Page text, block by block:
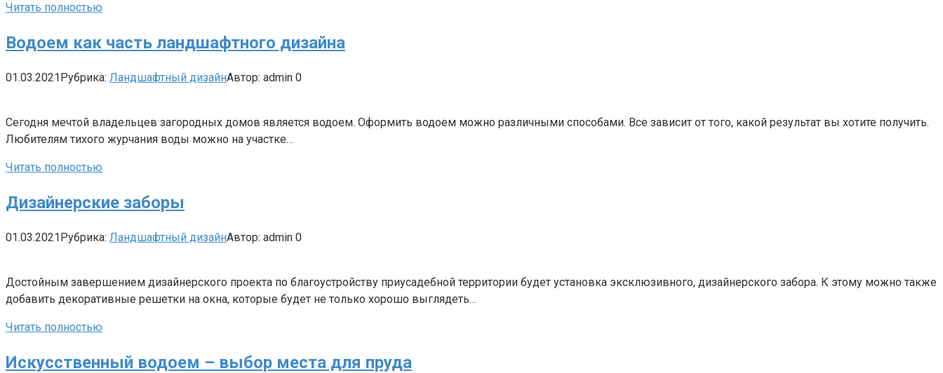
Читать полностью
Водоем как часть ландшафтного дизайна
01.03.2021Рубрика: Ландшафтный дизайнАвтор: admin 0
Сегодня мечтой владельцев загородных домов является водоем. Оформить водоем можно различными способами. Все зависит от того, какой результат вы хотите получить.
Любителям тихого журчания воды можно на участке…
Читать полностью
Дизайнерские заборы
01.03.2021Рубрика: Ландшафтный дизайнАвтор: admin 0
Достойным завершением дизайнерского проекта по благоустройству приусадебной территории будет установка эксклюзивного, дизайнерского забора. К этому можно также
добавить декоративные решетки на окна, которые будет не только хорошо выглядеть…
Читать полностью
Искусственный водоем – выбор места для пруда